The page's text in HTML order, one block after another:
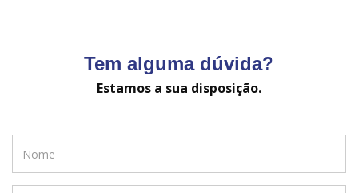
Tem alguma dúvida?
Estamos a sua disposição.